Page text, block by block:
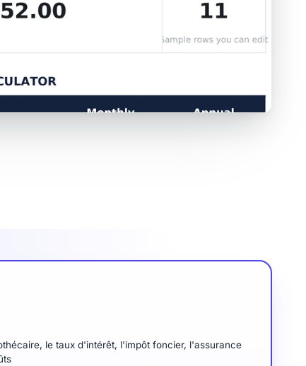
le taux d'intérêt, l'impôt foncier, l'assurance